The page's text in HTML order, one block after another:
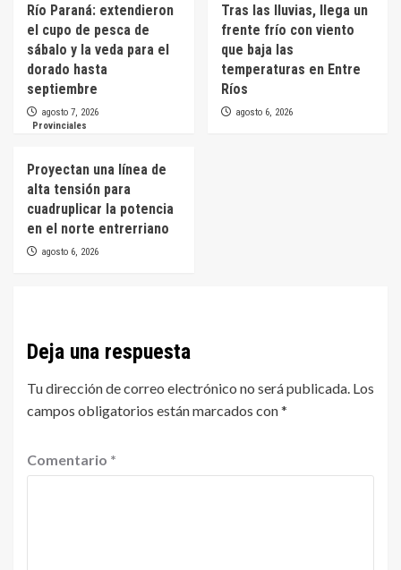
Río Paraná: extendieron
el cupo de pesca de
sábalo y la veda para el
dorado hasta
septiembre
agosto 7, 2026
Tras las lluvias, llega un
frente frío con viento
que baja las
temperaturas en Entre
Ríos
agosto 6, 2026
Provinciales
Proyectan una línea de
alta tensión para
cuadruplicar la potencia
en el norte entrerriano
agosto 6, 2026
Deja una respuesta
Tu dirección de correo electrónico no será publicada. Los
campos obligatorios están marcados con*
Comentario *